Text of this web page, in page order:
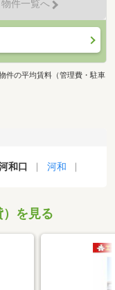
物件一覧へ
件の平均賃料（管理費・駐車
和口 河和
を見る